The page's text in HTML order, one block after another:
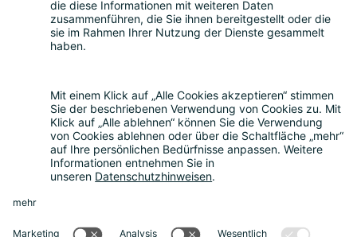
Smart Country Convention|Transform|
Bildungskonferenz|eIDAS Summit
AIDAQ|Privacy Conference|Digital Health